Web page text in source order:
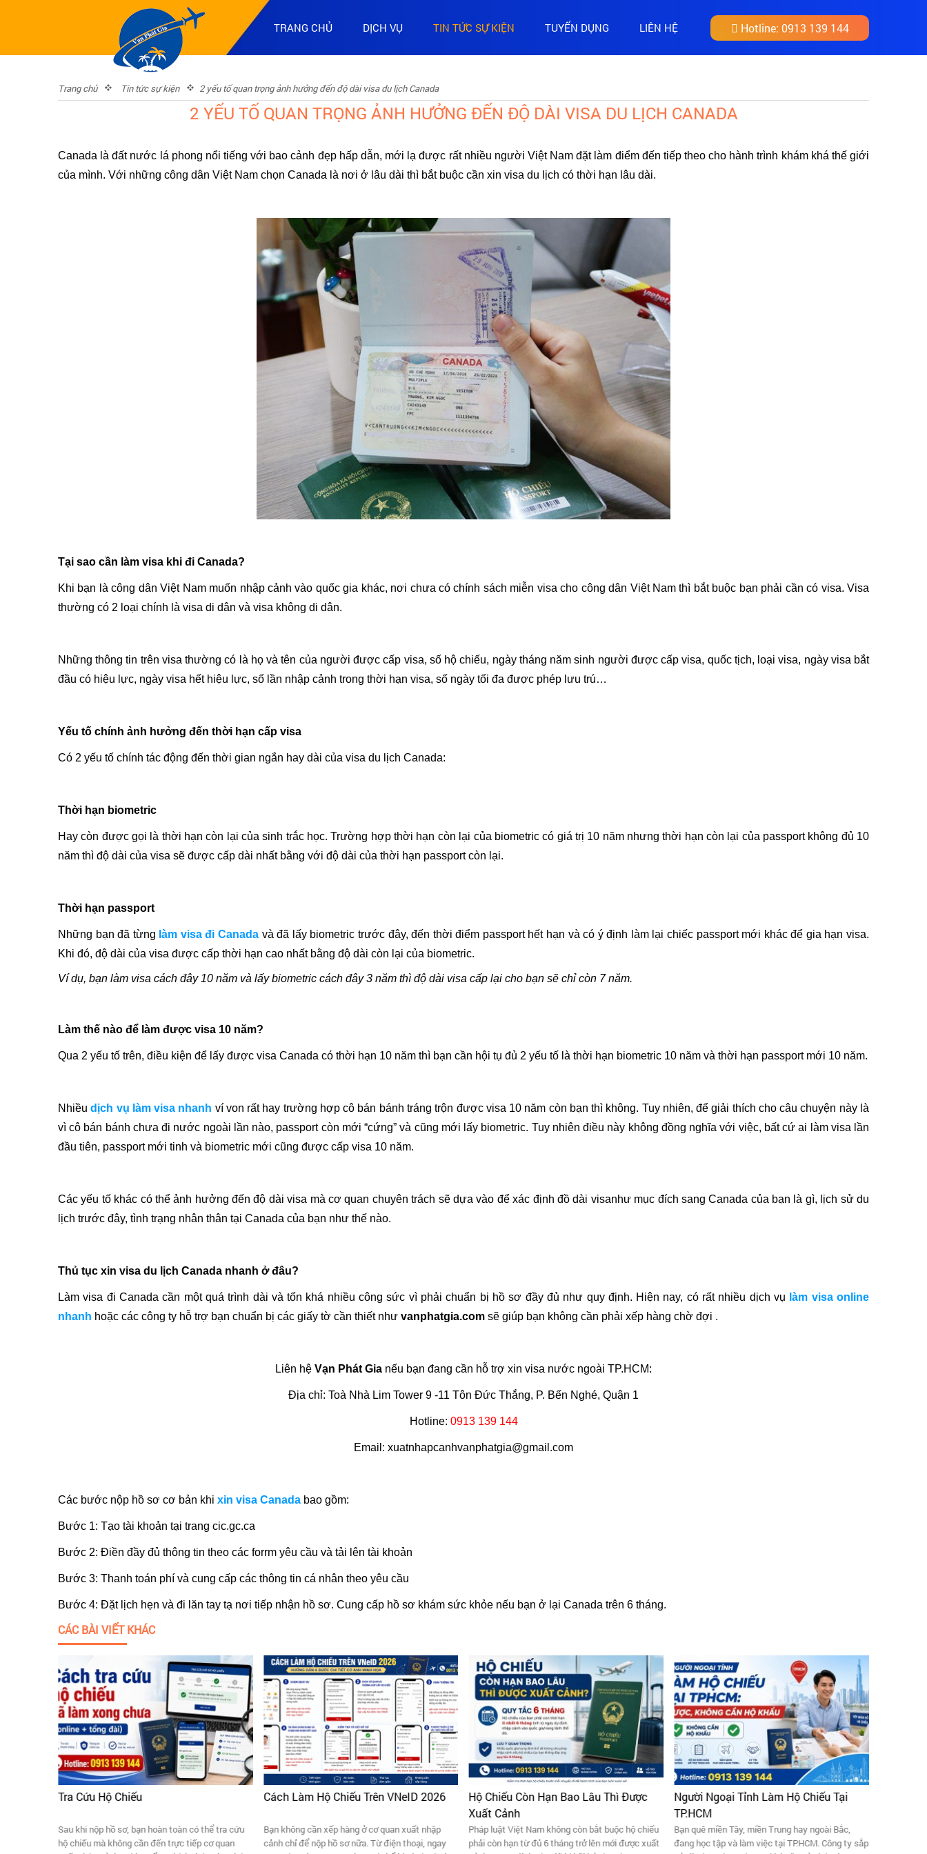
TRANG CHỦ DỊCH VỤ TIN TỨC SỰ KIỆN TUYỂN DỤNG LIÊN HỆ Hotline: 0913 139 144
Trang chủ Tin tức sự kiện 2 yếu tố quan trọng ảnh hưởng đến độ dài visa du lịch Canada
2 YẾU TỐ QUAN TRỌNG ẢNH HƯỞNG ĐẾN ĐỘ DÀI VISA DU LỊCH CANADA
Canada là đất nước lá phong nổi tiếng với bao cảnh đẹp hấp dẫn, mới lạ được rất nhiều người Việt Nam đặt làm điểm đến tiếp theo cho hành trình khám khá thế giới
của mình. Với những công dân Việt Nam chọn Canada là nơi ở lâu dài thì bắt buộc cần xin visa du lịch có thời hạn lâu dài.
Tại sao cần làm visa khi đi Canada?
Khi bạn là công dân Việt Nam muốn nhập cảnh vào quốc gia khác, nơi chưa có chính sách miễn visa cho công dân Việt Nam thì bắt buộc bạn phải cần có visa. Visa
thường có 2 loại chính là visa di dân và visa không di dân.
Những thông tin trên visa thường có là họ và tên của người được cấp visa, số hộ chiếu, ngày tháng năm sinh người được cấp visa, quốc tịch, loại visa, ngày visa bắt
đầu có hiệu lực, ngày visa hết hiệu lực, số lần nhập cảnh trong thời hạn visa, số ngày tối đa được phép lưu trú…
Yếu tố chính ảnh hưởng đến thời hạn cấp visa
Có 2 yếu tố chính tác động đến thời gian ngắn hay dài của visa du lịch Canada:
Thời hạn biometric
Hay còn được gọi là thời hạn còn lại của sinh trắc học. Trường hợp thời hạn còn lại của biometric có giá trị 10 năm nhưng thời hạn còn lại của passport không đủ 10
năm thì độ dài của visa sẽ được cấp dài nhất bằng với độ dài của thời hạn passport còn lại.
Thời hạn passport
Những bạn đã từng làm visa đi Canada và đã lấy biometric trước đây, đến thời điểm passport hết hạn và có ý định làm lại chiếc passport mới khác để gia hạn visa.
Khi đó, độ dài của visa được cấp thời hạn cao nhất bằng độ dài còn lại của biometric.
Ví dụ, bạn làm visa cách đây 10 năm và lấy biometric cách đây 3 năm thì độ dài visa cấp lại cho bạn sẽ chỉ còn 7 năm.
Làm thế nào để làm được visa 10 năm?
Qua 2 yếu tố trên, điều kiện để lấy được visa Canada có thời hạn 10 năm thì bạn cần hội tụ đủ 2 yếu tố là thời hạn biometric 10 năm và thời hạn passport mới 10 năm.
Nhiềudịch vụ làm visa nhanh ví von rất hay trường hợp cô bán bánh tráng trộn được visa 10 năm còn bạn thì không. Tuy nhiên, để giải thích cho câu chuyện này là
vì cô bán bánh chưa đi nước ngoài lần nào, passport còn mới “cứng” và cũng mới lấy biometric. Tuy nhiên điều này không đồng nghĩa với việc, bất cứ ai làm visa lần
đầu tiên, passport mới tinh và biometric mới cũng được cấp visa 10 năm.
Các yếu tố khác có thể ảnh hưởng đến độ dài visa mà cơ quan chuyên trách sẽ dựa vào để xác định đồ dài visanhư mục đích sang Canada của bạn là gì, lịch sử du
lịch trước đây, tình trạng nhân thân tại Canada của bạn như thế nào.
Thủ tục xin visa du lịch Canada nhanh ở đâu?
Làm visa đi Canada cần một quá trình dài và tốn khá nhiều công sức vì phải chuẩn bị hồ sơ đầy đủ như quy định. Hiện nay, có rất nhiều dịch vụ làm visa online
nhanh hoặc các công ty hỗ trợ bạn chuẩn bị các giấy tờ cần thiết như vanphatgia.com sẽ giúp bạn không cần phải xếp hàng chờ đợi .
Liên hệ Vạn Phát Gia nếu bạn đang cần hỗ trợ xin visa nước ngoài TP.HCM:
Địa chỉ: Toà Nhà Lim Tower 9 -11 Tôn Đức Thắng, P. Bến Nghé, Quận 1
Hotline: 0913 139 144
Email: xuatnhapcanhvanphatgia@gmail.com
Các bước nộp hồ sơ cơ bản khi xin visa Canada bao gồm:
Bước 1: Tạo tài khoản tại trang cic.gc.ca
Bước 2: Điền đầy đủ thông tin theo các forrm yêu cầu và tải lên tài khoản
Bước 3: Thanh toán phí và cung cấp các thông tin cá nhân theo yêu cầu
Bước 4: Đặt lịch hẹn và đi lăn tay tạ nơi tiếp nhận hồ sơ. Cung cấp hồ sơ khám sức khỏe nếu bạn ở lại Canada trên 6 tháng.
CÁC BÀI VIẾT KHÁC
Tra Cứu Hộ Chiếu
Sau khi nộp hồ sơ, bạn hoàn toàn có thể tra cứu
hộ chiếu mà không cần đến trực tiếp cơ quan
Cách Làm Hộ Chiếu Trên VNeID 2026
Bạn không cần xếp hàng ở cơ quan xuất nhập
cảnh chỉ để nộp hồ sơ nữa. Từ điện thoại, ngay
Hộ Chiếu Còn Hạn Bao Lâu Thì Được
Xuất Cảnh
Pháp luật Việt Nam không còn bắt buộc hộ chiếu
phải còn hạn từ đủ 6 tháng trở lên mới được xuất
Người Ngoại Tỉnh Làm Hộ Chiếu Tại
TP.HCM
Bạn quê miền Tây, miền Trung hay ngoài Bắc,
đang học tập và làm việc tại TP.HCM. Công ty sắp